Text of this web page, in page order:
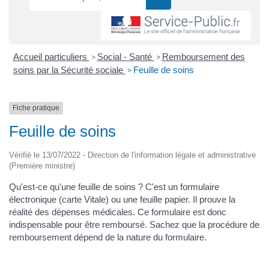
Accueil particuliers > Social - Santé > Remboursement des
soins par la Sécurité sociale > Feuille de soins
Fiche pratique
Feuille de soins
Vérifié le 13/07/2022 - Direction de l'information légale et administrative
(Première ministre)
Qu'est-ce qu'une feuille de soins ? C'est un formulaire
électronique (carte Vitale) ou une feuille papier. Il prouve la
réalité des dépenses médicales. Ce formulaire est donc
indispensable pour être remboursé. Sachez que la procédure de
remboursement dépend de la nature du formulaire.